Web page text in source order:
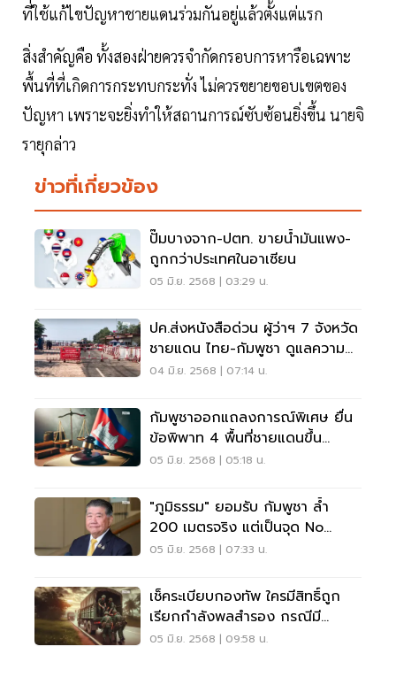
ที่ใช้แก้ไขปัญหาชายแดนร่วมกันอยู่แล้วตั้งแต่แรก
สิ่งสำคัญคือ ทั้งสองฝ่ายควรจำกัดกรอบการหารือเฉพาะ
พื้นที่ที่เกิดการกระทบกระทั่ง ไม่ควรขยายขอบเขตของ
ปัญหา เพราะจะยิ่งทำให้สถานการณ์ซับซ้อนยิ่งขึ้น นายจิ
รายุกล่าว
ข่าวที่เกี่ยวข้อง
ปั๊มบางจาก-ปตท. ขายน้ำมันแพง-
ถูกกว่าประเทศในอาเซียน
05 มิ.ย. 2568 | 03:29 น.
ปค.ส่งหนังสือด่วน ผู้ว่าฯ 7 จังหวัด
ชายแดน ไทย-กัมพูชา ดูแลความ
ปลอดภัย
04 มิ.ย. 2568 | 07:14 น.
กัมพูชาออกแถลงการณ์พิเศษ ยื่น
ข้อพิพาท 4 พื้นที่ชายแดนขึ้น
ศาลโลก
05 มิ.ย. 2568 | 05:18 น.
"ภูมิธรรม" ยอมรับ กัมพูชา ล้ำ
200 เมตรจริง แต่เป็นจุด No
Man’s Land
05 มิ.ย. 2568 | 07:33 น.
เช็คระเบียบกองทัพ ใครมีสิทธิ์ถูก
เรียกกำลังพลสำรอง กรณีมี
สงคราม
05 มิ.ย. 2568 | 09:58 น.